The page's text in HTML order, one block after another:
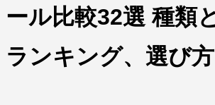
ール比較32選 種類
ランキング、選び方